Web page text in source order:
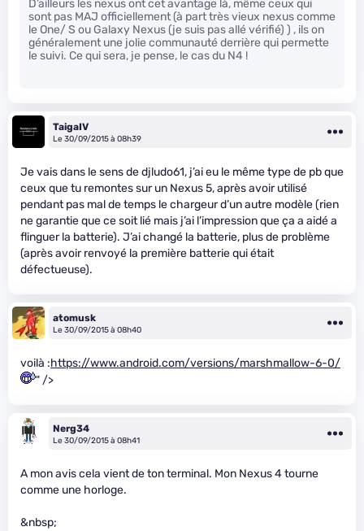
D’ailleurs les nexus ont cet avantage là, même ceux qui
sont pas MAJ officiellement (à part très vieux nexus comme
le One/ S ou Galaxy Nexus (je suis pas allé vérifié) ) , ils on
généralement une jolie communauté derrière qui permette
le suivi. Ce qui sera, je pense, le cas du N4 !
TaigaIV
Le 30/09/2015 à 08h39
Je vais dans le sens de djludo61, j’ai eu le même type de pb que
ceux que tu remontes sur un Nexus 5, après avoir utilisé
pendant pas mal de temps le chargeur d’un autre modèle (rien
ne garantie que ce soit lié mais j’ai l’impression que ça a aidé a
flinguer la batterie). J’ai changé la batterie, plus de problème
(après avoir renvoyé la première batterie qui était
défectueuse).
atomusk
Le 30/09/2015 à 08h40
voilà :https://www.android.com/versions/marshmallow-6-0/
" />
Nerg34
Le 30/09/2015 à 08h41
A mon avis cela vient de ton terminal. Mon Nexus 4 tourne
comme une horloge.
&nbsp;